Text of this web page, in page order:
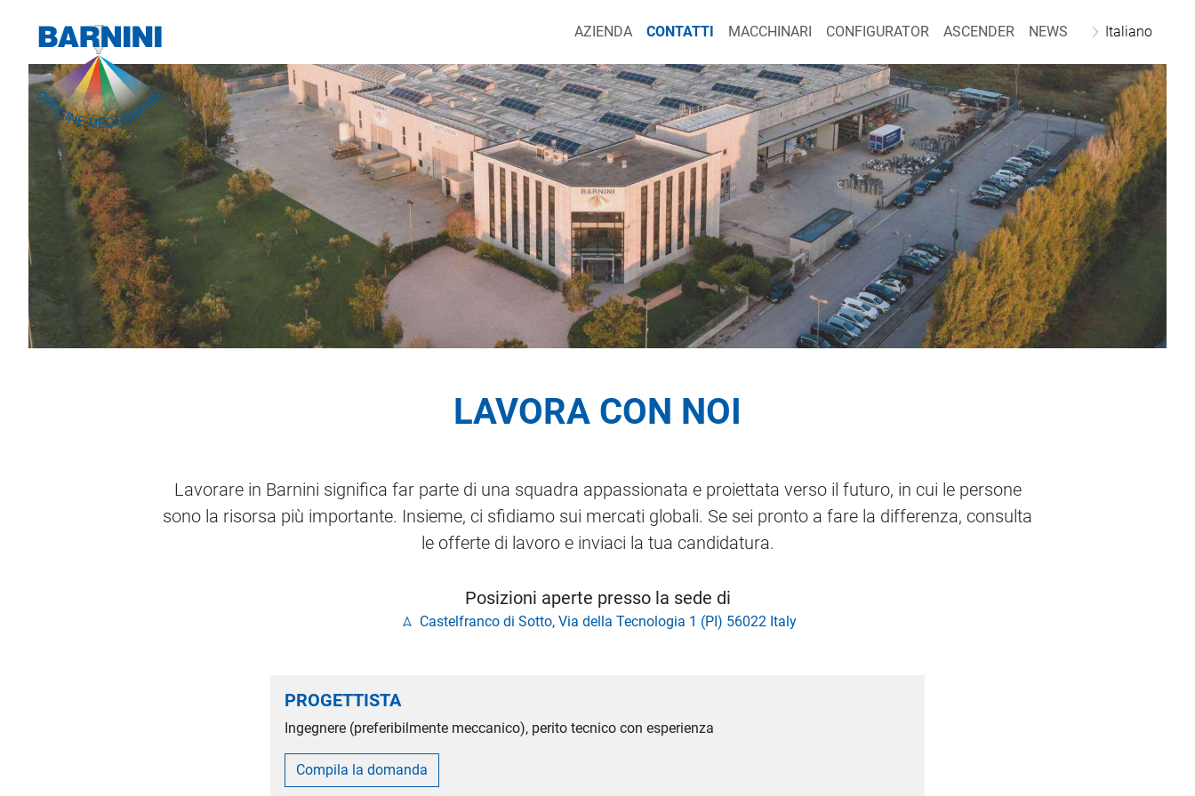
AZIENDA CONTATTI MACCHINARI CONFIGURATOR ASCENDER NEWS Italiano
LAVORA CON NOI
Lavorare in Barnini significa far parte di una squadra appassionata e proiettata verso il futuro, in cui le persone
sono la risorsa più importante. Insieme, ci sfidiamo sui mercati globali. Se sei pronto a fare la differenza, consulta
le offerte di lavoro e inviaci la tua candidatura.
Posizioni aperte presso la sede di
Castelfranco di Sotto, Via della Tecnologia 1 (PI) 56022 Italy
PROGETTISTA
Ingegnere (preferibilmente meccanico), perito tecnico con esperienza
Compila la domanda